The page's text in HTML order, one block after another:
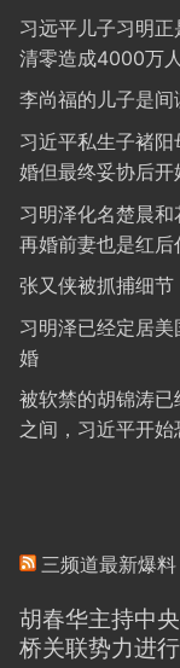
习远平儿子习明
清零造成4000万
李尚福的儿子是间
习近平私生子褚
婚但最终妥协后开
习明泽化名楚晨
再婚前妻也是红后
张又侠被抓捕细节
习明泽已经定居
婚
被软禁的胡锦涛
之间，习近平开始
三频道最新爆料
胡春华主持中
桥关联势力进